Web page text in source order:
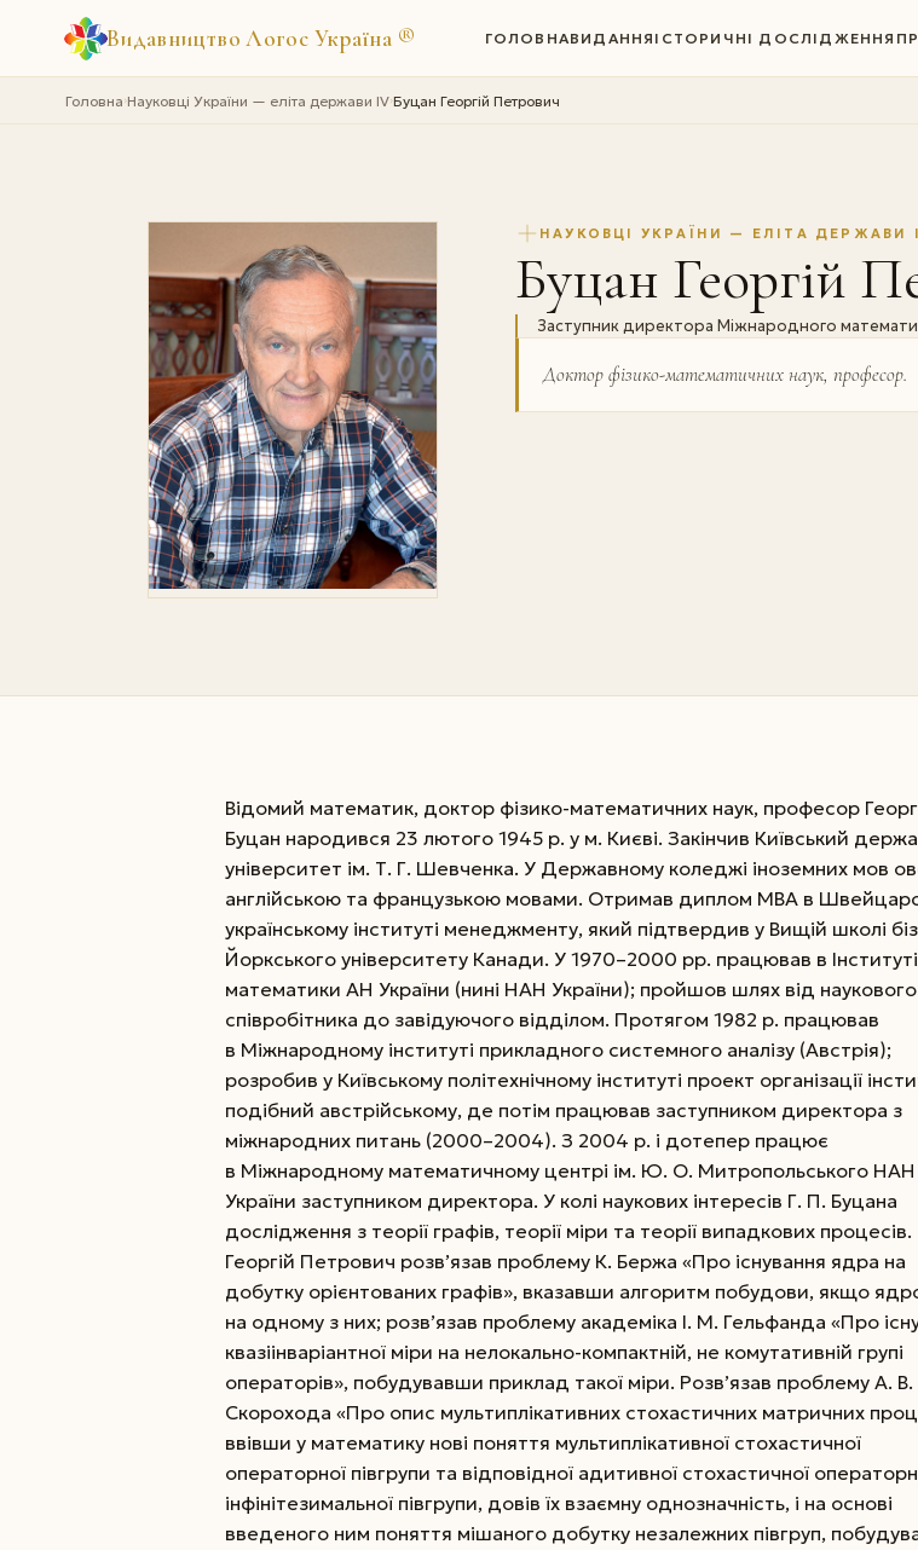
Видавництво Логос Україна ® ГОЛОВНАВИДАННЯ ІСТОРИЧНІ ДОСЛІДЖЕННЯ
Головна›Науковці України — еліта держави IV›Буцан Георгій Петрович
НАУКОВЦІ УКРАЇНИ — ЕЛІТА ДЕРЖАВИ
Буцан Георгій
Заступник директора Міжнародного
Доктор фізико-математичних наук, професор.
Відомий математик, доктор фізико-математичних наук, професор
Буцан народився 23 лютого 1945 р. у м. Києві. Закінчив Київський
університет ім. Т. Г. Шевченка. У Державному коледжі іноземних мов
англійською та французькою мовами. Отримав диплом МВА в
українському інституті менеджменту, який підтвердив у Вищій школі
Йоркського університету Канади. У 1970–2000 рр. працював в Інституті
математики АН України (нині НАН України); пройшов шлях від наукового
співробітника до завідуючого відділом. Протягом 1982 р. працював
в Міжнародному інституті прикладного системного аналізу (Австрія);
розробив у Київському політехнічному інституті проект організації
подібний австрійському, де потім працював заступником директора з
міжнародних питань (2000–2004). З 2004 р. і дотепер працює
в Міжнародному математичному центрі ім. Ю. О. Митропольського НАН
України заступником директора. У колі наукових інтересів Г. П. Буцана
дослідження з теорії графів, теорії міри та теорії випадкових процесів.
Георгій Петрович розв’язав проблему К. Бержа «Про існування ядра на
добутку орієнтованих графів», вказавши алгоритм побудови, якщо
на одному з них; розв’язав проблему академіка І. М. Гельфанда «Про
квазіінваріантної міри на нелокально-компактній, не комутативній групі
операторів», побудувавши приклад такої міри. Розв’язав проблему А. В.
Скорохода «Про опис му­ль­типлікативних стохастичних матричних
ввівши у математику нові поняття мультиплікативної стохастичної
операторної півгрупи та відповідної адитивної стохастичної
інфінітезимальної півгрупи, довів їх взаємну однозначність, і на основі
введеного ним поняття мішаного добутку незалежних півгруп,